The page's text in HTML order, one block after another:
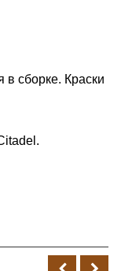
сборке. Краски